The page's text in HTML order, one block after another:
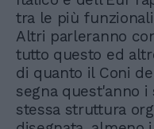
tra le più
Altri parleranno
tutto questo ed
di quanto il Coni
segna quest'anno
stessa struttura